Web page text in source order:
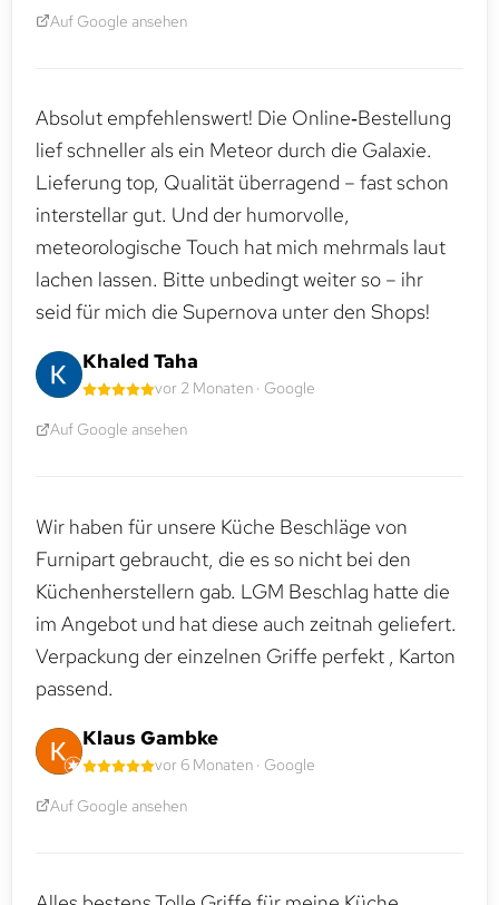
Auf Google ansehen
Absolut empfehlenswert! Die Online‑Bestellung
lief schneller als ein Meteor durch die Galaxie.
Lieferung top, Qualität überragend – fast schon
interstellar gut. Und der humorvolle,
meteorologische Touch hat mich mehrmals laut
lachen lassen. Bitte unbedingt weiter so – ihr
seid für mich die Supernova unter den Shops!
Khaled Taha
vor 2 Monaten · Google
Auf Google ansehen
Wir haben für unsere Küche Beschläge von
Furnipart gebraucht, die es so nicht bei den
Küchenherstellern gab. LGM Beschlag hatte die
im Angebot und hat diese auch zeitnah geliefert.
Verpackung der einzelnen Griffe perfekt , Karton
passend.
Klaus Gambke
vor 6 Monaten · Google
Auf Google ansehen